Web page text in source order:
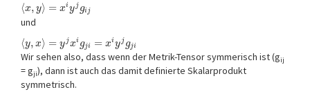
⟨x, y⟩ = xiy j gij
und
⟨y, x⟩ = y jxi gji = xiy j gji
Wir sehen also, dass wenn der Metrik-Tensor symmerisch ist (gij
= gji), dann ist auch das damit definierte Skalarprodukt
symmetrisch.